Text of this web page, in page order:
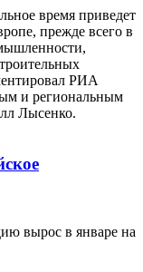
время приведет
прежде всего в
РИА
и региональным
Лысенко.
вырос в январе на